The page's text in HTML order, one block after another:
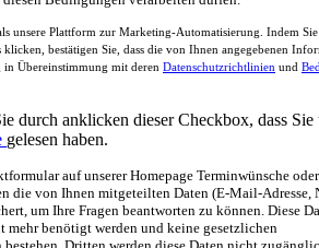
unsere Plattform zur Marketing-Automatisierung. Indem
klicken, bestätigen Sie, dass die von Ihnen angegebenen
Übereinstimmung mit deren Datenschutzrichtlinien und
durch anklicken dieser Checkbox, dass Sie
gelesen haben.
auf unserer Homepage Terminwünsche
die von Ihnen mitgeteilten Daten (E-Mail-Adresse,
um Ihre Fragen beantworten zu können. Diese
mehr benötigt werden und keine gesetzlichen